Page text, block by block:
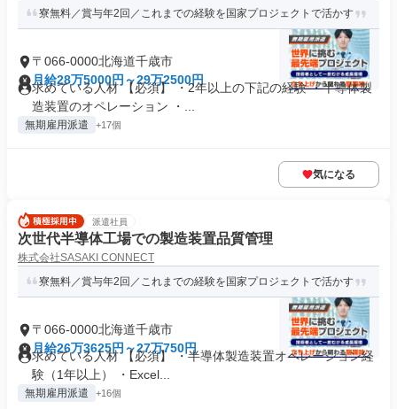
寮無料／賞与年2回／これまでの経験を国家プロジェクトで活かす
〒066-0000北海道千歳市
月給28万5000円～29万2500円
求めている人材 【必須】 ・2年以上の下記の経験 ・半導体製
造装置のオペレーション ・...
無期雇用派遣 +17個
気になる
派遣社員
次世代半導体工場での製造装置品質管理
株式会社SASAKI CONNECT
寮無料／賞与年2回／これまでの経験を国家プロジェクトで活かす
〒066-0000北海道千歳市
月給26万3625円～27万750円
求めている人材 【必須】 ・半導体製造装置オペレーション経
験（1年以上） ・Excel...
無期雇用派遣 +16個